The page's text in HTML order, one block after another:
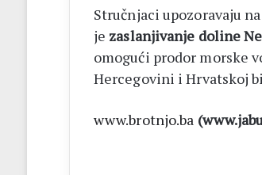
Stručnjaci upozoravaju
je zaslanjivanje doline
omogući prodor morske
Hercegovini i Hrvatskoj
www.brotnjo.ba